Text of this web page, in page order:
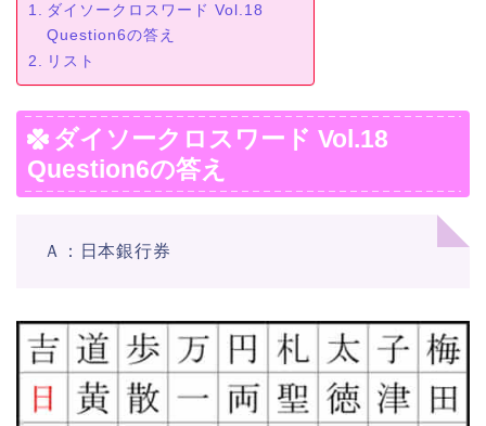
ダイソークロスワード Vol.18
Question6の答え
リスト
ダイソークロスワード Vol.18
Question6の答え
Ａ：日本銀行券